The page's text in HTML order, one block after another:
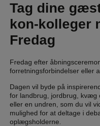
Tag dine
kon-kolleger
Fredag
Fredag efter
forretningsforbindelser eller
Dagen vil byde på
for landbrug, jordbrug, kvæg
eller en undren, som du vil
mulighed for at deltage i
oplægsholderne.